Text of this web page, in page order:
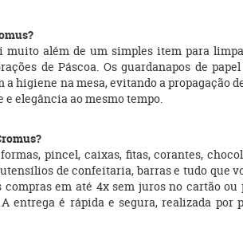
além de um simples item para
de Páscoa. Os guardanapos de
higiene na mesa, evitando a propagação
elegância ao mesmo tempo.
pincel, caixas, fitas, corantes,
de confeitaria, barras e tudo
em até 4x sem juros no cartão
é rápida e segura, realizada por